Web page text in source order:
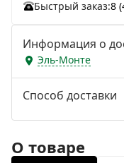
Быстрый заказ:8
Информация о
Эль-Монте
Способ доставки
О товаре